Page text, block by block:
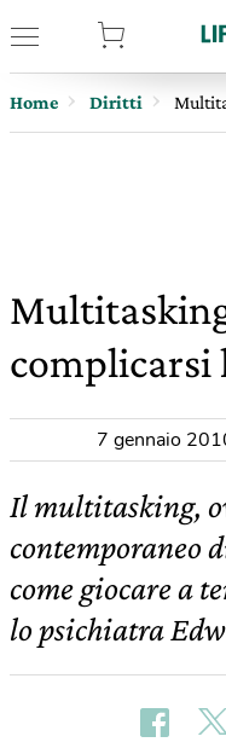
Home Diritti
complicarsi
7 gennaio
Il multitasking,
contemporaneo
come giocare a
lo psichiatra